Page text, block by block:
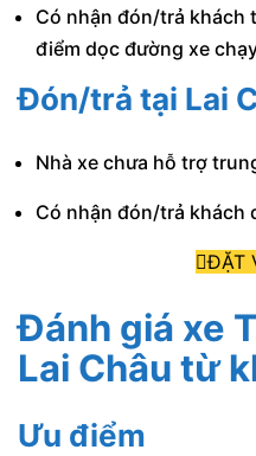
Có nhận đón/trả khách
điểm dọc đường xe
Đón/trả tại Lai
Nhà xe chưa hỗ trợ
Có nhận đón/trả khách
ĐẶT
Đánh giá xe
Lai Châu từ
Ưu điểm